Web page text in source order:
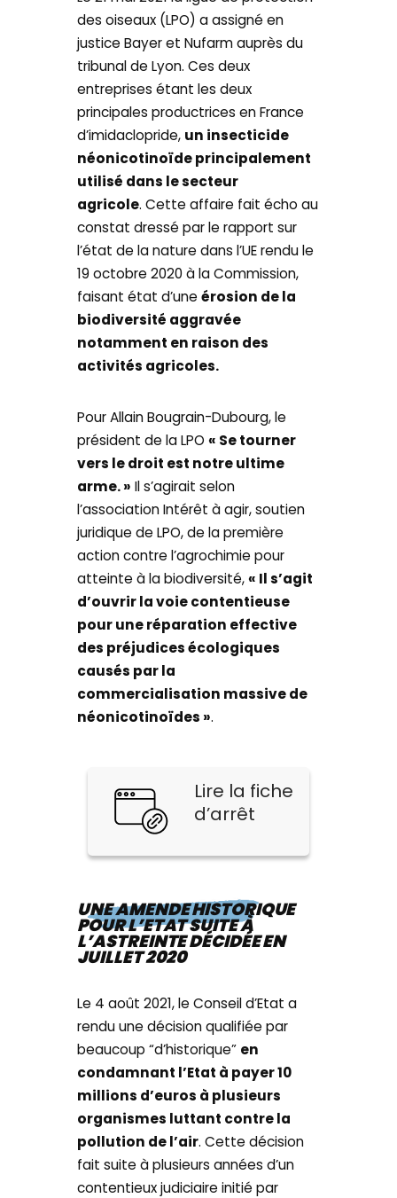
des oiseaux (LPO) a assigné en
justice Bayer et Nufarm auprès du
tribunal de Lyon. Ces deux
entreprises étant les deux
principales productrices en France
d’imidaclopride, un insecticide
néonicotinoïde principalement
utilisé dans le secteur
agricole. Cette affaire fait écho au
constat dressé par le rapport sur
l’état de la nature dans l’UE rendu le
19 octobre 2020 à la Commission,
faisant état d’uneérosion de la
biodiversité aggravée
notamment en raison des
activités agricoles.
Pour Allain Bougrain-Dubourg, le
président de la LPO« Se tourner
vers le droit est notre ultime
arme. » Il s’agirait selon
l’association Intérêt à agir, soutien
juridique de LPO, de la première
action contre l’agrochimie pour
atteinte à la biodiversité,« Il s’agit
d’ouvrir la voie contentieuse
pour une réparation effective
des préjudices écologiques
causés par la
commercialisation massive de
néonicotinoïdes ».
Lire la fiche
d’arrêt
UNE AMENDE HISTORIQUE
POUR L’ETAT SUITE À
L’ASTREINTE DÉCIDÉE EN
JUILLET 2020
Le 4 août 2021, le Conseil d’Etat a
rendu une décision qualifiée par
beaucoup “d’historique” en
condamnant l’Etat à payer 10
millions d’euros à plusieurs
organismes luttant contre la
pollution de l’air. Cette décision
fait suite à plusieurs années d’un
contentieux judiciaire initié par